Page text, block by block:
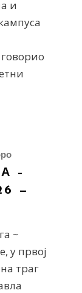
и
–
—
~
у првој
траг